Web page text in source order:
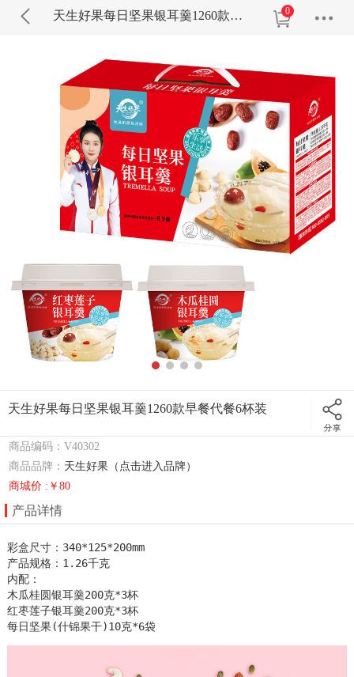
天生好果每日坚果银耳羹1260款早餐代餐6杯装 0
天生好果每日坚果银耳羹1260款早餐代餐6杯装
商品编码：V40302
商品品牌： 天生好果（点击进入品牌）
商城价 :￥80
产品详情
彩盒尺寸：340*125*200mm
产品规格：1.26千克
内配：
木瓜桂圆银耳羹200克*3杯
红枣莲子银耳羹200克*3杯
每日坚果(什锦果干)10克*6袋